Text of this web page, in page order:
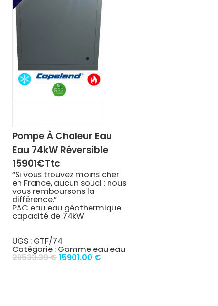
Pompe À Chaleur Eau
Eau 74kW Réversible
15901€ttc
“Si vous trouvez moins cher
en France, aucun souci : nous
vous remboursons la
différence.”
PAC eau eau géothermique
capacité de 74kW
UGS : GTF/74
Catégorie : Gamme eau eau
28533.39€Original
15901.00 €